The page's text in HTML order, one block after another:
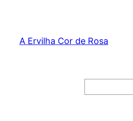
content
A Ervilha Cor de Rosa